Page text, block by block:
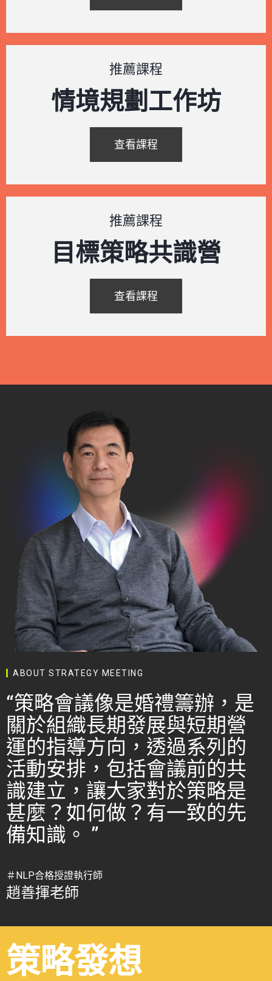
推薦課程
情境規劃工作坊
查看課程
推薦課程
目標策略共識營
查看課程
ABOUT STRATEGY MEETING
“策略會議像是婚禮籌辦，是
關於組織長期發展與短期營
運的指導方向，透過系列的
活動安排，包括會議前的共
識建立，讓大家對於策略是
甚麼？如何做？有一致的先
備知識。 ”
＃NLP合格授證執行師
趙善揮老師
策略發想